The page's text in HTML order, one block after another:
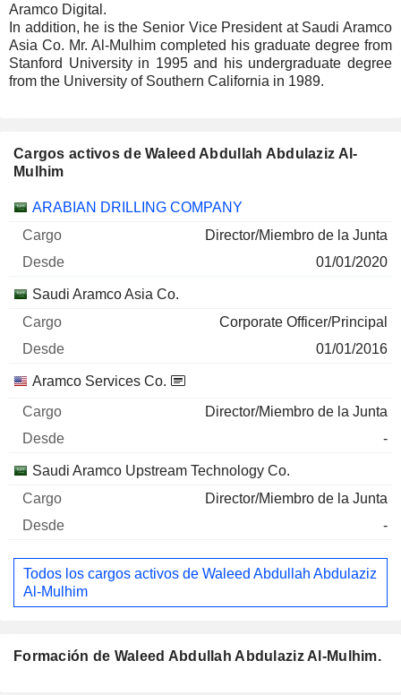
Aramco Digital.
In addition, he is the Senior Vice President at Saudi Aramco
Asia Co. Mr. Al-Mulhim completed his graduate degree from
Stanford University in 1995 and his undergraduate degree
from the University of Southern California in 1989.
Cargos activos de Waleed Abdullah Abdulaziz Al-
Mulhim
Empresas Cargo Inicio
ARABIAN DRILLING COMPANY
Director/Miembro de la Junta
01/01/2020
Saudi Aramco Asia Co.
Corporate Officer/Principal
01/01/2016
Aramco Services Co.
Director/Miembro de la Junta
-
Saudi Aramco Upstream Technology Co.
Director/Miembro de la Junta
-
Todos los cargos activos de Waleed Abdullah Abdulaziz
Al-Mulhim
Formación de Waleed Abdullah Abdulaziz Al-Mulhim.